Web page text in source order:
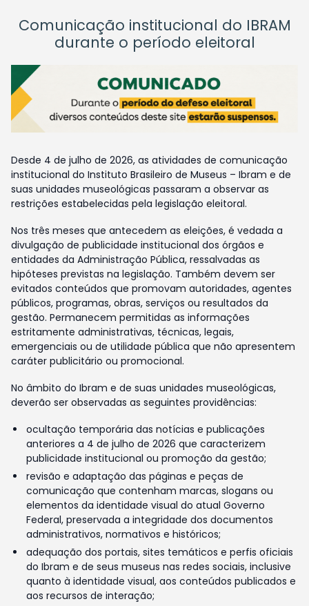
Comunicação institucional do IBRAM
durante o período eleitoral
Desde 4 de julho de 2026, as atividades de comunicação
institucional do Instituto Brasileiro de Museus – Ibram e de
suas unidades museológicas passaram a observar as
restrições estabelecidas pela legislação eleitoral.
Nos três meses que antecedem as eleições, é vedada a
divulgação de publicidade institucional dos órgãos e
entidades da Administração Pública, ressalvadas as
hipóteses previstas na legislação. Também devem ser
evitados conteúdos que promovam autoridades, agentes
públicos, programas, obras, serviços ou resultados da
gestão. Permanecem permitidas as informações
estritamente administrativas, técnicas, legais,
emergenciais ou de utilidade pública que não apresentem
caráter publicitário ou promocional.
No âmbito do Ibram e de suas unidades museológicas,
deverão ser observadas as seguintes providências:
ocultação temporária das notícias e publicações
anteriores a 4 de julho de 2026 que caracterizem
publicidade institucional ou promoção da gestão;
revisão e adaptação das páginas e peças de
comunicação que contenham marcas, slogans ou
elementos da identidade visual do atual Governo
Federal, preservada a integridade dos documentos
administrativos, normativos e históricos;
adequação dos portais, sites temáticos e perfis oficiais
do Ibram e de seus museus nas redes sociais, inclusive
quanto à identidade visual, aos conteúdos publicados e
aos recursos de interação;